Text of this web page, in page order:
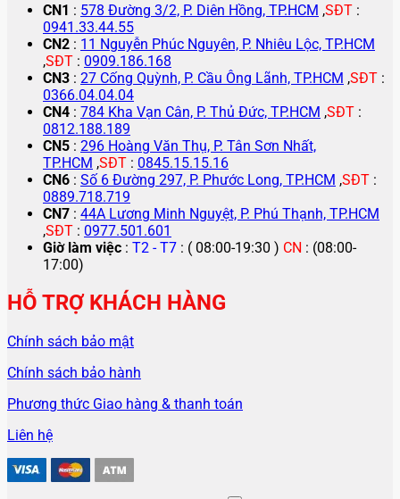
CN1 : 578 Đường 3/2, P. Diên Hồng, TP.HCM ,SĐT :
0941.33.44.55
CN2 : 11 Nguyễn Phúc Nguyên, P. Nhiêu Lộc, TP.HCM
,SĐT : 0909.186.168
CN3 : 27 Cống Quỳnh, P. Cầu Ông Lãnh, TP.HCM ,SĐT :
0366.04.04.04
CN4 : 784 Kha Vạn Cân, P. Thủ Đức, TP.HCM ,SĐT :
0812.188.189
CN5 : 296 Hoàng Văn Thụ, P. Tân Sơn Nhất,
TP.HCM ,SĐT : 0845.15.15.16
CN6 : Số 6 Đường 297, P. Phước Long, TP.HCM ,SĐT :
0889.718.719
CN7 : 44A Lương Minh Nguyệt, P. Phú Thạnh, TP.HCM
,SĐT : 0977.501.601
Giờ làm việc : T2 - T7 : ( 08:00-19:30 ) CN : (08:00-
17:00)
HỖ TRỢ KHÁCH HÀNG
Chính sách bảo mật
Chính sách bảo hành
Phương thức Giao hàng & thanh toán
Liên hệ